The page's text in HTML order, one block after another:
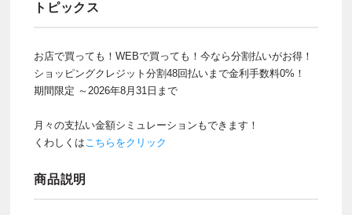
トピックス
お店で買っても！WEBで買っても！今なら分割払いがお得！
ショッピングクレジット分割48回払いまで金利手数料0%！
期間限定 ～2026年8月31日まで
月々の支払い金額シミュレーションもできます！
くわしくはこちらをクリック
商品説明